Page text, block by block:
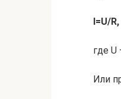
I=U/R,
где U
Или